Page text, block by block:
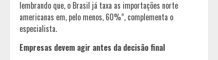
lembrando que, o Brasil já taxa as importações norte
americanas em, pelo menos, 60%”, complementa o
especialista.
Empresas devem agir antes da decisão final